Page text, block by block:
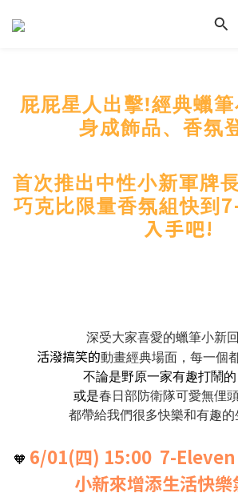
屁屁星人出擊!經典蠟
身成飾品、香氛
首次推出中性小新軍牌
巧克比限量香氛組快到
入手吧!
深受大家喜愛的蠟筆小新
活潑搞笑的動畫經典場面，每一個
不論是野原一家有趣打鬧的
或是春日部防衛隊可愛無俚
都帶給我們很多快樂和有趣
🧡 6/01(四) 15:00 7-Eleven
小新來增添生活快樂